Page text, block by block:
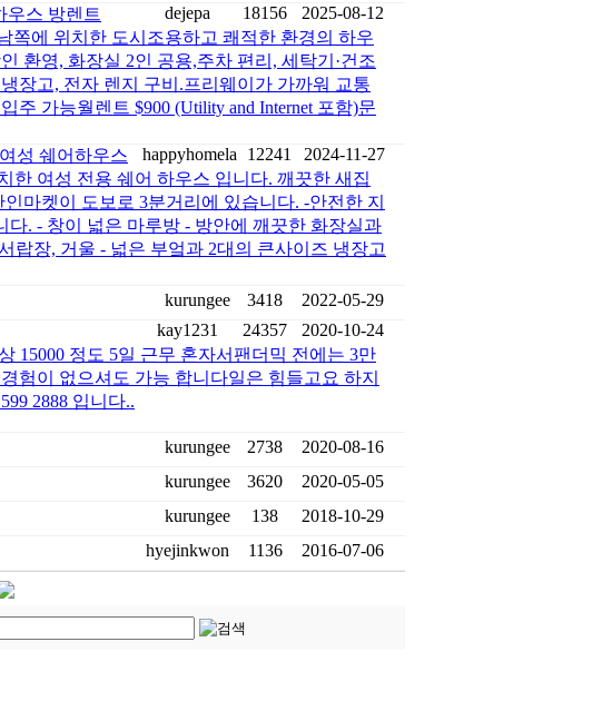
우스 방렌트 dejepa 18156
2025-08-12
쪽에 위치한 도시조용하고 쾌적한 환경의 하우
환영, 화장실 2인 공용,주차 편리, 세탁기·건조
장고, 전자 렌지 구비.프리웨이가 가까워 교통
주 가능월렌트 $900 (Utility and Internet 포함)문
성 쉐어하우스 happyhomela 12241
2024-11-27
한 여성 전용 쉐어 하우스 입니다. 깨끗한 새집
마켓이 도보로 3분거리에 있습니다. -안전한 지
다. - 창이 넓은 마루방 - 방안에 깨끗한 화장실과
랍장, 거울 - 넓은 부엌과 2대의 큰사이즈 냉장고
kurungee 3418 2022-05-29
kay1231 24357
2020-10-24
15000 정도 5일 근무 혼자서팬더믹 전에는 3만
험이 없으셔도 가능 합니다일은 힘들고요 하지
2888 입니다..
kurungee 2738
2020-08-16
kurungee 3620
2020-05-05
kurungee 138
2018-10-29
hyejinkwon 1136
2016-07-06